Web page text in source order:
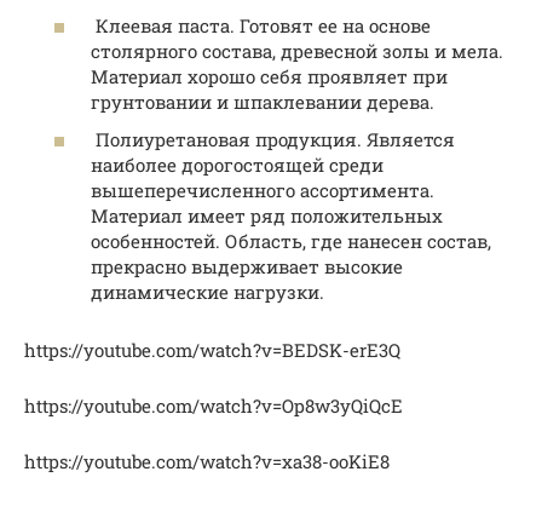
Клеевая паста. Готовят ее на основе
столярного состава, древесной золы и мела.
Материал хорошо себя проявляет при
грунтовании и шпаклевании дерева.
Полиуретановая продукция. Является
наиболее дорогостоящей среди
вышеперечисленного ассортимента.
Материал имеет ряд положительных
особенностей. Область, где нанесен состав,
прекрасно выдерживает высокие
динамические нагрузки.
https://youtube.com/watch?v=BEDSK-erE3Q
https://youtube.com/watch?v=Op8w3yQiQcE
https://youtube.com/watch?v=xa38-ooKiE8